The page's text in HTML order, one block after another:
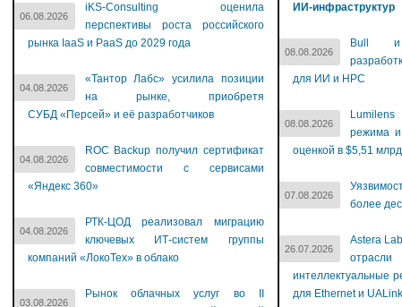
06.08.2026
iKS-Consulting оценила
перспективы роста российского
рынка IaaS и PaaS до 2029 года
04.08.2026
«Тантор Лабс» усилила позиции
на рынке, приобретя
СУБД «Персей» и её разработчиков
04.08.2026
ROC Backup получил сертификат
совместимости с сервисами
«Яндекс 360»
04.08.2026
РТК-ЦОД реализовал миграцию
ключевых ИТ-систем группы
компаний «ЛокоТех» в облако
03.08.2026
Рынок облачных услуг во II
ИИ-инфраструктур
08.08.2026
Bull и
для ИИ и НРС
08.08.2026
режима
оценкой в $5,51 млрд
07.08.2026
более
26.07.2026
Astera
интеллектуальные
для Ethernet и UALink